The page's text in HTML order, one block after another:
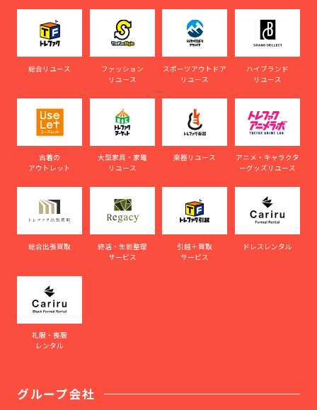
総合リユース
ファッション
リユース
スポーツアウトドア
リユース
ハイブランド
リユース
古着の
アウトレット
大型家具・家電
リユース
楽器リユース
アニメ・キャラクタ
ーグッズリユース
総合出張買取
終活・生前整理
サービス
引越＋買取
サービス
ドレスレンタル
礼服・喪服
レンタル
グループ会社